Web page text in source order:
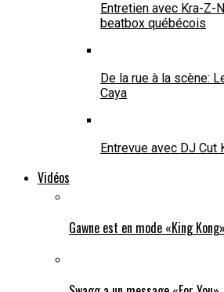
Entretien avec Kra-Z-
beatbox québécois
De la rue à la scène:
Caya
Entrevue avec DJ Cut
Vidéos
Gawne est en mode «King Kong»